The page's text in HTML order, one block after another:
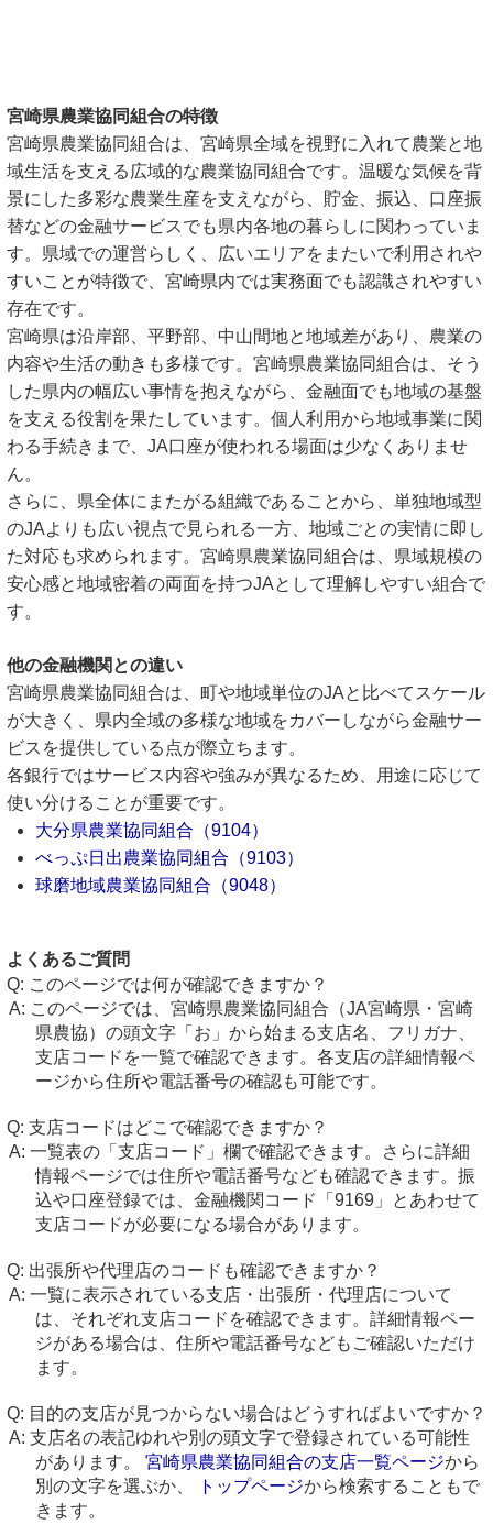
宮崎県農業協同組合の特徴
宮崎県農業協同組合は、宮崎県全域を視野に入れて農業と地
域生活を支える広域的な農業協同組合です。温暖な気候を背
景にした多彩な農業生産を支えながら、貯金、振込、口座振
替などの金融サービスでも県内各地の暮らしに関わっていま
す。県域での運営らしく、広いエリアをまたいで利用されや
すいことが特徴で、宮崎県内では実務面でも認識されやすい
存在です。
宮崎県は沿岸部、平野部、中山間地と地域差があり、農業の
内容や生活の動きも多様です。宮崎県農業協同組合は、そう
した県内の幅広い事情を抱えながら、金融面でも地域の基盤
を支える役割を果たしています。個人利用から地域事業に関
わる手続きまで、JA口座が使われる場面は少なくありませ
ん。
さらに、県全体にまたがる組織であることから、単独地域型
のJAよりも広い視点で見られる一方、地域ごとの実情に即し
た対応も求められます。宮崎県農業協同組合は、県域規模の
安心感と地域密着の両面を持つJAとして理解しやすい組合で
す。
他の金融機関との違い
宮崎県農業協同組合は、町や地域単位のJAと比べてスケール
が大きく、県内全域の多様な地域をカバーしながら金融サー
ビスを提供している点が際立ちます。
各銀行ではサービス内容や強みが異なるため、用途に応じて
使い分けることが重要です。
大分県農業協同組合（9104）
べっぷ日出農業協同組合（9103）
球磨地域農業協同組合（9048）
よくあるご質問
このページでは何が確認できますか？
このページでは、宮崎県農業協同組合（JA宮崎県・宮崎
県農協）の頭文字「お」から始まる支店名、フリガナ、
支店コードを一覧で確認できます。各支店の詳細情報ペ
ージから住所や電話番号の確認も可能です。
支店コードはどこで確認できますか？
一覧表の「支店コード」欄で確認できます。さらに詳細
情報ページでは住所や電話番号なども確認できます。振
込や口座登録では、金融機関コード「9169」とあわせて
支店コードが必要になる場合があります。
出張所や代理店のコードも確認できますか？
一覧に表示されている支店・出張所・代理店について
は、それぞれ支店コードを確認できます。詳細情報ペー
ジがある場合は、住所や電話番号などもご確認いただけ
ます。
目的の支店が見つからない場合はどうすればよいですか？
支店名の表記ゆれや別の頭文字で登録されている可能性
があります。 宮崎県農業協同組合の支店一覧ページから
別の文字を選ぶか、
トップページから検索することもで
きます。